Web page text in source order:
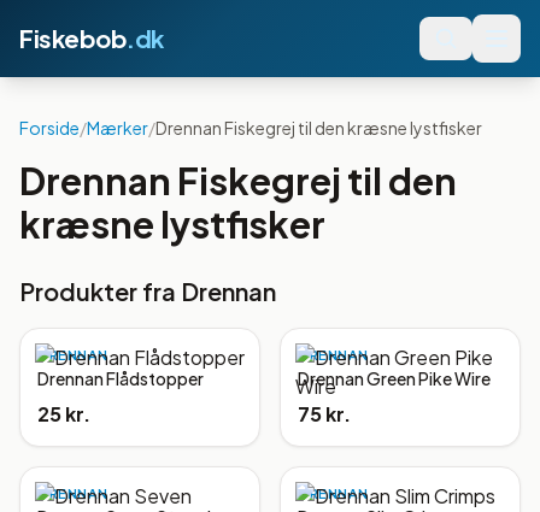
Fiskebob.dk
Forside/Mærker/Drennan Fiskegrej til den kræsne lystfisker
Drennan Fiskegrej til den
kræsne lystfisker
Produkter fra Drennan
DRENNAN
Drennan Flådstopper
25 kr.
DRENNAN
Drennan Green Pike Wire
75 kr.
DRENNAN DRENNAN